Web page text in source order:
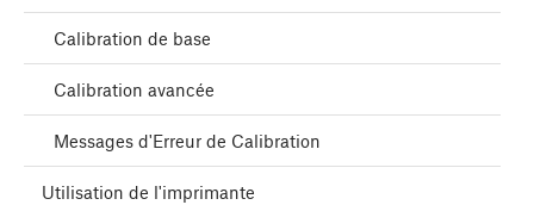
Calibration de base
Calibration avancée
Messages d'Erreur de Calibration
Utilisation de l'imprimante